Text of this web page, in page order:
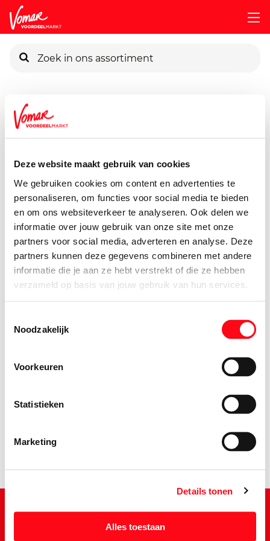
Deze website maakt gebruik van cookies
We gebruiken cookies om content en advertenties te
personaliseren, om functies voor social media te bieden
en om ons websiteverkeer te analyseren. Ook delen we
informatie over jouw gebruik van onze site met onze
partners voor social media, adverteren en analyse. Deze
partners kunnen deze gegevens combineren met andere
informatie die je aan ze hebt verstrekt of die ze hebben
verzameld op basis van jouw gebruik van hun services.
Noodzakelijk
Voorkeuren
Statistieken
Marketing
Details tonen
Alles toestaan
Pincode vergeten
Persoonlijk KIK-account
Assortiment
225 gram
4.95